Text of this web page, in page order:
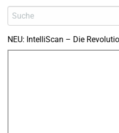
NEU: IntelliScan – Die